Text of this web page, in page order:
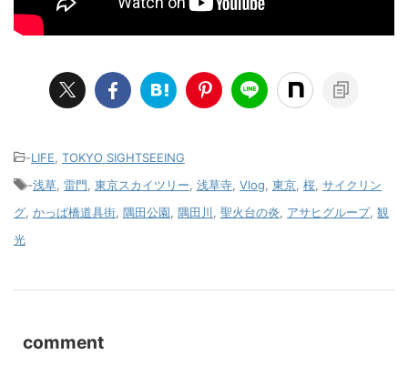
-LIFE TOKYO SIGHTSEEING
-浅草 雷門 東京スカイツリー 浅草寺 Vlog 東京 桜 サイクリン
グ かっぱ橋道具街 隅田公園 隅田川 聖火台の炎 アサヒグループ, 観
光
comment